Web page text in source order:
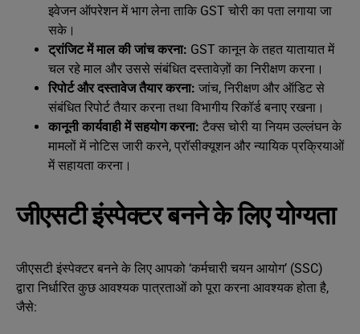
इवेजन ऑपरेशन में भाग लेना ताकि GST चोरी का पता लगाया जा
सके।
ट्रांजिट में माल की जांच करना: GST कानून के तहत यातायात में
चल रहे माल और उससे संबंधित दस्तावेज़ों का निरीक्षण करना।
रिपोर्ट और दस्तावेज तैयार करना: जांच, निरीक्षण और ऑडिट से
संबंधित रिपोर्ट तैयार करना तथा विभागीय रिकॉर्ड बनाए रखना।
कानूनी कार्यवाही में सहयोग करना: टैक्स चोरी या नियम उल्लंघन के
मामलों में नोटिस जारी करने, प्रॉसीक्यूशन और न्यायिक प्रक्रियाओं
में सहायता करना।
जीएसटी इंस्पेक्टर बनने के लिए योग्यता
जीएसटी इंस्पेक्टर बनने के लिए आपको ‘कर्मचारी चयन आयोग’ (SSC)
द्वारा निर्धारित कुछ आवश्यक पात्रताओं को पूरा करना आवश्यक होता है,
जैसे: